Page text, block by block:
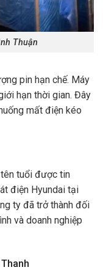
Thuận
pin hạn chế. Máy
hạn thời gian. Đây
mất điện kéo
tuổi được tin
điện Hyundai tại
ty đã trở thành đối
và doanh nghiệp